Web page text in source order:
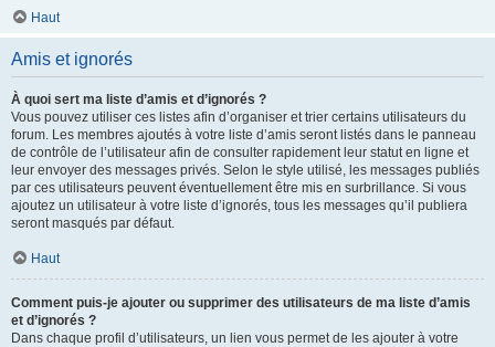
Haut
Amis et ignorés
À quoi sert ma liste d’amis et d’ignorés ?
Vous pouvez utiliser ces listes afin d’organiser et trier certains utilisateurs du
forum. Les membres ajoutés à votre liste d’amis seront listés dans le panneau
de contrôle de l’utilisateur afin de consulter rapidement leur statut en ligne et
leur envoyer des messages privés. Selon le style utilisé, les messages publiés
par ces utilisateurs peuvent éventuellement être mis en surbrillance. Si vous
ajoutez un utilisateur à votre liste d’ignorés, tous les messages qu’il publiera
seront masqués par défaut.
Haut
Comment puis-je ajouter ou supprimer des utilisateurs de ma liste d’amis
et d’ignorés ?
Dans chaque profil d’utilisateurs, un lien vous permet de les ajouter à votre